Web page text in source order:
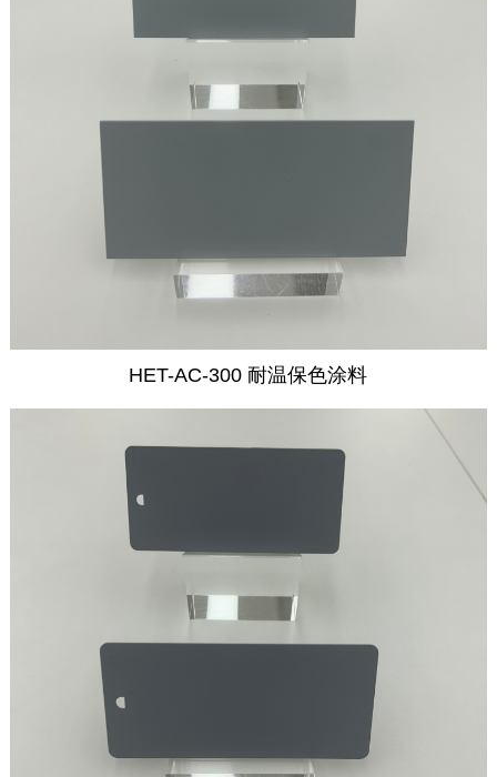
HET-AC-300 耐温保色涂料